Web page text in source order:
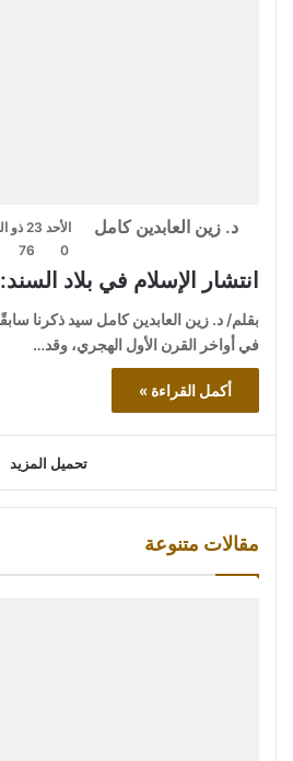
د. زين العابدين كامل
الأحد 23 ذو القعدة 1447هـ 10-5-2026م
0
76
انتشار الإسلام في بلاد السند:
في أواخر القرن الأول الهجري، وقد…
أكمل القراءة »
تحميل المزيد
مقالات متنوعة